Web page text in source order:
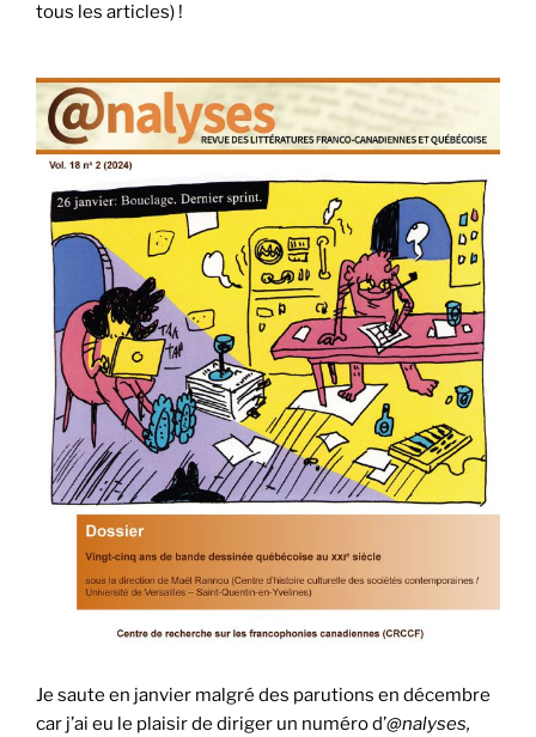
tous les articles) !
Je saute en janvier malgré des parutions en décembre
car j’ai eu le plaisir de diriger un numéro d’@nalyses,